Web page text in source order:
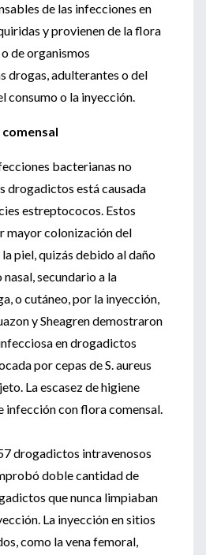
de las infecciones en
y provienen de la flora
de organismos
drogas, adulterantes o del
consumo o la inyección.
bacterianas no
drogadictos está causada
estreptococos. Estos
mayor colonización del
piel, quizás debido al daño
secundario a la
o cutáneo, por la inyección,
y Sheagren demostraron
en drogadictos
por cepas de S. aureus
La escasez de higiene
infección con flora comensal.
drogadictos intravenosos
doble cantidad de
que nunca limpiaban
La inyección en sitios
como la vena femoral,